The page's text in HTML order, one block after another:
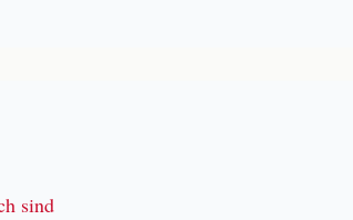
sind